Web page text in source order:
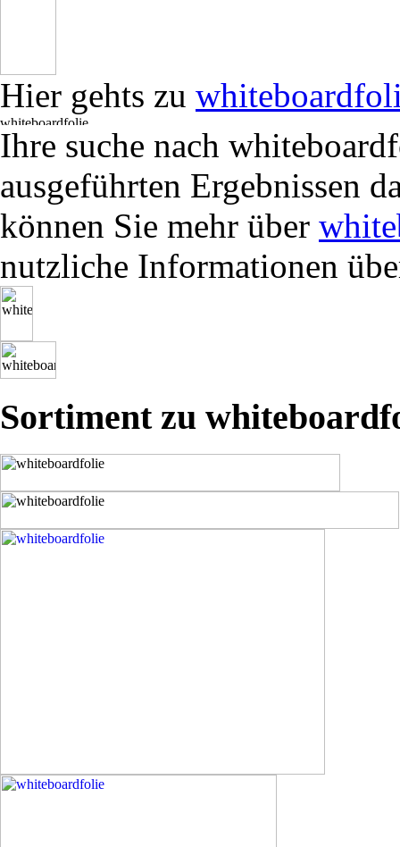
Hier gehts zu
Ihre suche nach
ausgeführten Ergebnissen
können Sie mehr über
nutzliche Informationen
Sortiment zu